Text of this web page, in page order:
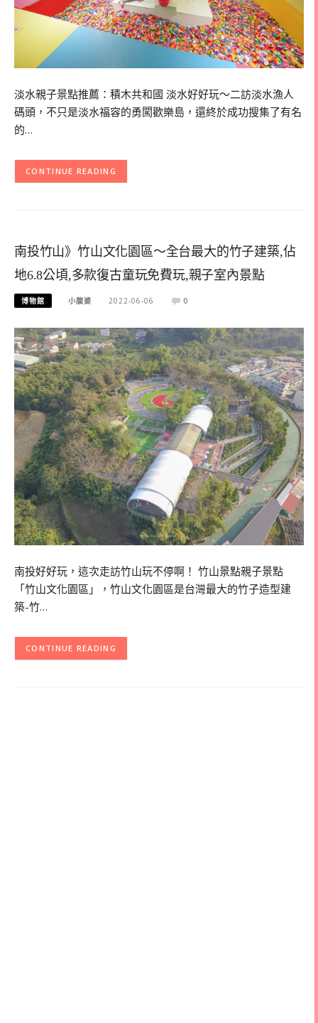
淡水親子景點推薦：積木共和國 淡水好好玩～二訪淡水漁人
碼頭，不只是淡水福容的勇闖歡樂島，還終於成功搜集了有名
的…
CONTINUE READING
南投竹山》竹山文化園區～全台最大的竹子建築,佔
地6.8公頃,多款復古童玩免費玩,親子室內景點
博物館 小腹婆 2022-06-06 0
南投好好玩，這次走訪竹山玩不停啊！ 竹山景點親子景點
「竹山文化園區」，竹山文化園區是台灣最大的竹子造型建
築-竹…
CONTINUE READING